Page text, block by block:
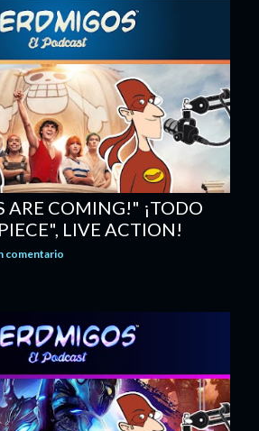
ARE COMING!" ¡TODO
LIVE ACTION!
comentario